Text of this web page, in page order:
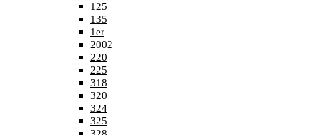
125
135
1er
2002
220
225
318
320
324
325